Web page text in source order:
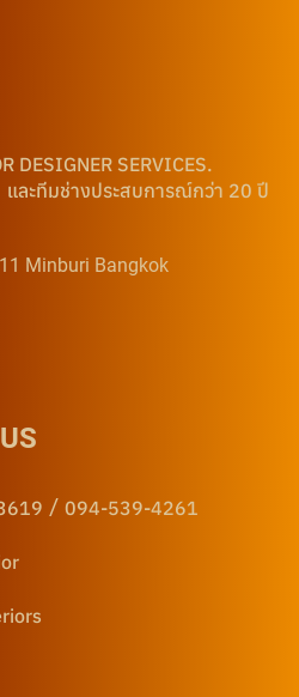
DESIGNER SERVICES.
ละทีมช่างประสบการณ์กว่า 20 ปี
Minburi Bangkok
/ 094-539-4261